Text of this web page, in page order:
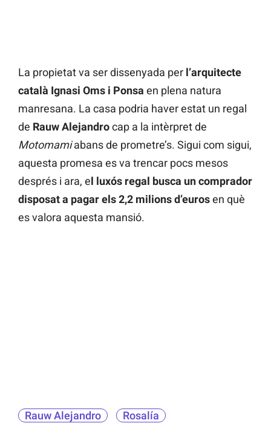
La propietat va ser dissenyada per l’arquitecte
català Ignasi Oms i Ponsa en plena natura
manresana. La casa podria haver estat un regal
de Rauw Alejandrocap a la intèrpret de
Motomamiabans de prometre’s. Sigui com sigui,
aquesta promesa es va trencar pocs mesos
després i ara, el luxós regal busca un comprador
disposat a pagar els 2,2 milions d’eurosen què
es valora aquesta mansió.
Rauw Alejandro Rosalía